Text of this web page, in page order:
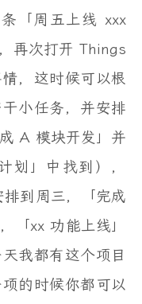
「周五上线 xxx
再次打开 Things
，这时候可以根
小任务，并安排
A 模块开发」并
划」中找到），
排到周三，「完成
「xx 功能上线」
我都有这个项目
的时候你都可以